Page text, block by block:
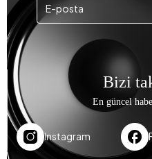
Bizi
En güncel
Instagram